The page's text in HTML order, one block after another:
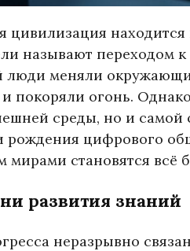
цивилизация находится
называют переходом
люди меняли
покоряли огонь.
среды, но и самой
рождения цифрового
мирами становятся всё
развития знаний
неразрывно